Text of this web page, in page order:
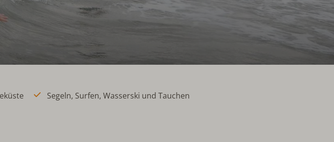
Segeln, Surfen, Wasserski und Tauchen